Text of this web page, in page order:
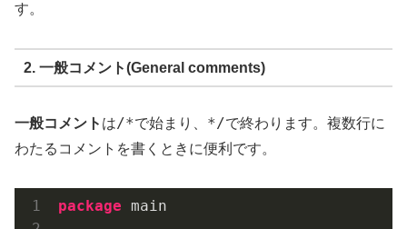
す。
2. 一般コメント(General comments)
一般コメント は/*で始まり、 */で終わります。複数行に
わたるコメントを書くときに便利です。
package main